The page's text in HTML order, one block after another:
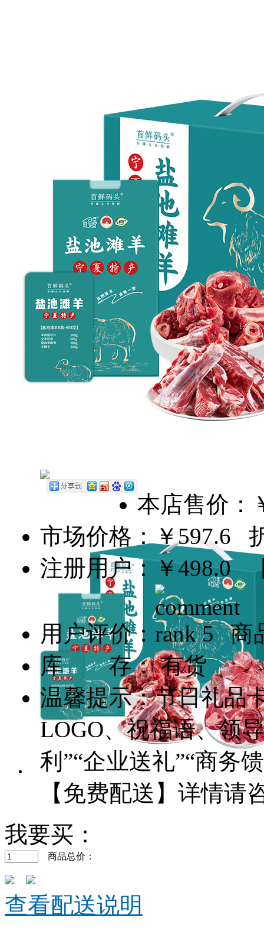
本店售价：
市场价格：
￥597.6
注册用户：￥498.0
用户评价：
商
库 存： 有货
温馨提示：节日礼品
LOGO、祝福语、领
利”“企业送礼”“商务
【免费配送】详情请
我要买：
商品总价：
查看配送说明